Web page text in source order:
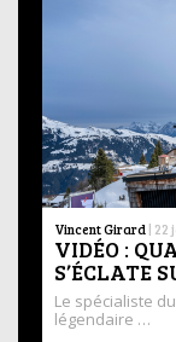
Vincent Girard | 22
VIDÉO :
S’ÉCLATE
Le spécialiste
légendaire …